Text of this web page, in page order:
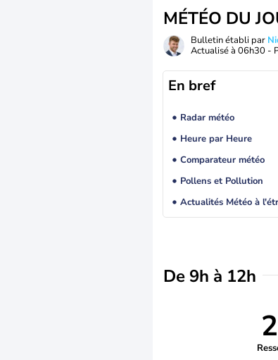
MÉTÉO DU
Bulletin établi par
Actualisé à 06h30 -
En bref
Radar météo
Heure par Heure
Comparateur météo
Pollens et Pollution
De 9h à 12h